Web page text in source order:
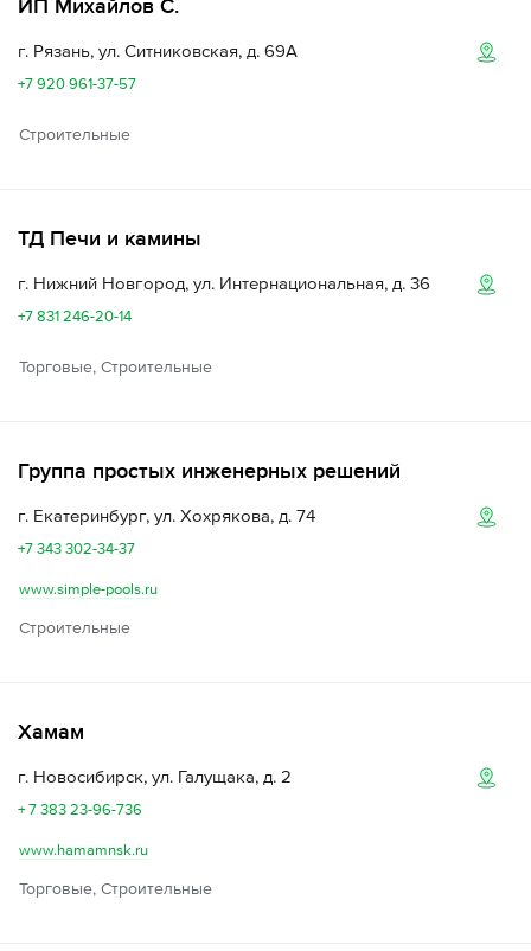
ИП Михайлов С.
г. Рязань, ул. Ситниковская, д. 69А
+7 920 961-37-57
Строительные
ТД Печи и камины
г. Нижний Новгород, ул. Интернациональная, д. 36
+7 831 246-20-14
Торговые, Строительные
Группа простых инженерных решений
г. Екатеринбург, ул. Хохрякова, д. 74
+7 343 302-34-37
www.simple-pools.ru
Строительные
Хамам
г. Новосибирск, ул. Галущака, д. 2
+ 7 383 23-96-736
www.hamamnsk.ru
Торговые, Строительные